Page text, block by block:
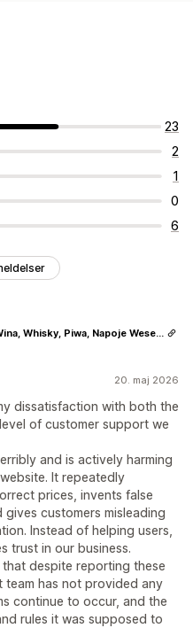
23
2
1
0
6
20. maj 2026
dissatisfaction with both the
of customer support we
and is actively harming
It repeatedly
prices, invents false
gives customers misleading
Instead of helping users,
trust in our business.
despite reporting these
team has not provided any
continue to occur, and the
rules it was supposed to
AlkoNaWesele.pl - Wódka na Wesele, Wina, Whisky, Piwa, Napoje Weselne